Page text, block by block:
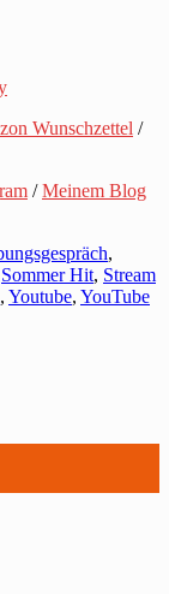
Wunschzettel /
/Meinem Blog
,
Sommer Hit, Stream
, Youtube, YouTube